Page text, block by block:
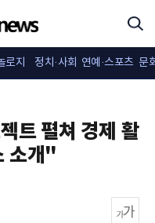
로지 정치·사회 연예·스포츠 문
트 펼쳐 경제 활
소개"